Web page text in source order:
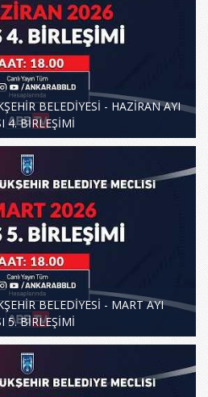
BELEDİYESİ - HAZİRAN AYI
4. BİRLEŞİMİ
BELEDİYESİ - MART AYI
5. BİRLEŞİMİ